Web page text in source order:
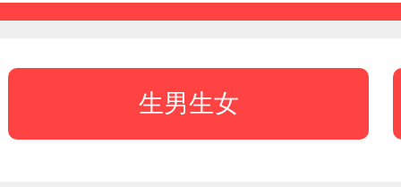
生男生女